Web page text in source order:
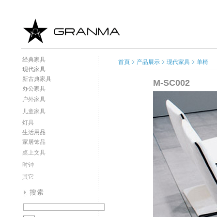
经典家具
现代家具
新古典家具
办公家具
户外家具
儿童家具
灯具
生活用品
家居饰品
桌上文具
时钟
其它
首頁 产品展示 现代家具 单椅
M-SC002